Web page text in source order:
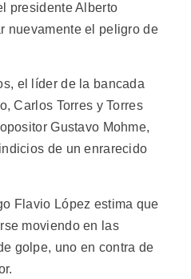
presidente Alberto
nuevamente el peligro de
el líder de la bancada
Carlos Torres y Torres
Gustavo Mohme,
de un enrarecido
Flavio López estima que
moviendo en las
golpe, uno en contra de